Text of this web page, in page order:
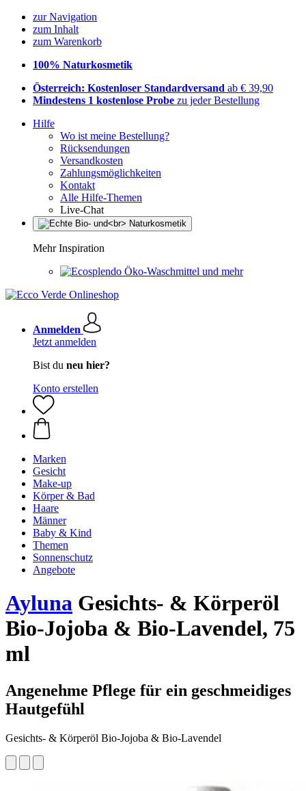
zur Navigation
zum Inhalt
zum Warenkorb
100% Naturkosmetik
Österreich: Kostenloser Standardversand ab € 39,90
Mindestens 1 kostenlose Probe zu jeder Bestellung
Hilfe
Wo ist meine Bestellung?
Rücksendungen
Versandkosten
Zahlungsmöglichkeiten
Kontakt
Alle Hilfe-Themen
Live-Chat
Mehr Inspiration
Öko-Waschmittel und mehr
Anmelden
Jetzt anmelden
Bist du neu hier?
Konto erstellen
Marken
Gesicht
Make-up
Körper & Bad
Haare
Männer
Baby & Kind
Themen
Sonnenschutz
Angebote
Ayluna Gesichts- & Körperöl
Bio-Jojoba & Bio-Lavendel, 75
ml
Angenehme Pflege für ein geschmeidiges
Hautgefühl
Gesichts- & Körperöl Bio-Jojoba & Bio-Lavendel